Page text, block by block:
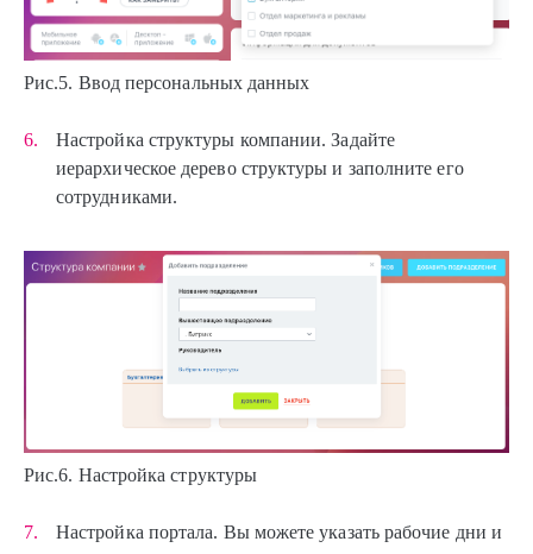
Рис.5. Ввод персональных данных
Настройка структуры компании. Задайте
иерархическое дерево структуры и заполните его
сотрудниками.
Рис.6. Настройка структуры
Настройка портала. Вы можете указать рабочие дни и